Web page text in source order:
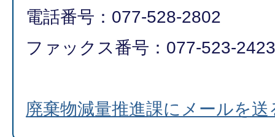
電話番号：077-528-2802
ファックス番号：077-523-2423
廃棄物減量推進課にメールを送